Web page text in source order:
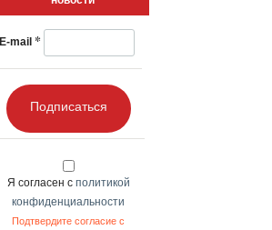
E-mail *
Подписаться
Я согласен с политикой
конфиденциальности
Подтвердите согласие с